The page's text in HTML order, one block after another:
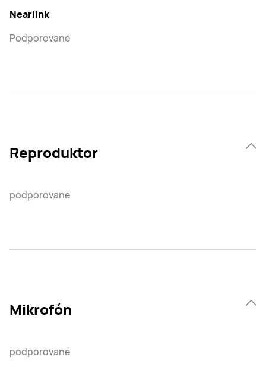
Nearlink
Podporované
Reproduktor
podporované
Mikrofón
podporované